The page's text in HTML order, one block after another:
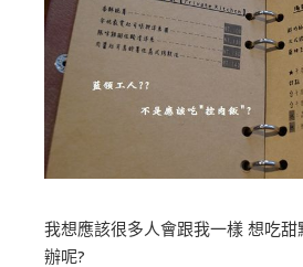
我想應該很多人會跟我一樣 想吃甜
辦呢?